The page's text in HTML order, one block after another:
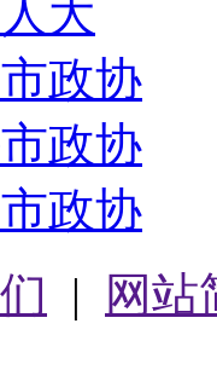
大
政协
市政协
政协
| 网站